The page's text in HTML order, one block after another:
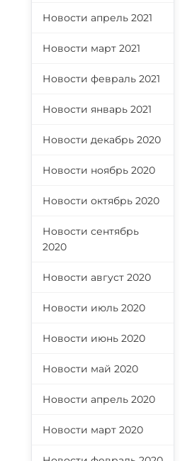
Новости апрель 2021
Новости март 2021
Новости февраль 2021
Новости январь 2021
Новости декабрь 2020
Новости ноябрь 2020
Новости октябрь 2020
Новости сентябрь
2020
Новости август 2020
Новости июль 2020
Новости июнь 2020
Новости май 2020
Новости апрель 2020
Новости март 2020